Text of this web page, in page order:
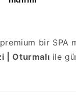
bir SPA
| Oturmalı ile